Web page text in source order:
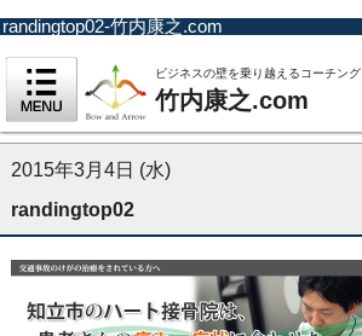
randingtop02-竹内康之.com
ビジネスの壁を乗り越えるコーチング
竹内康之.com
2015年3月4日 (水)
randingtop02